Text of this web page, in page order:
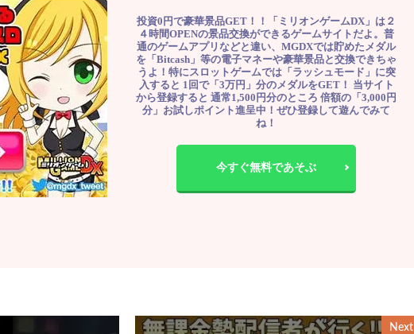
投資0円で豪華景品GET！！「ミリオンゲームDX」は２
４時間OPENの景品交換ができるゲームサイトだよ。普
通のゲームアプリなどと違い、MGDXでは貯めたメダル
を「Bitcash」等の電子マネーや豪華景品と交換できちゃ
うよ！特にスロットゲームでは「ラッシュモード」に突
入すると 1回で「3万円」分のメダルをGET！ 当サイト
から登録すると 通常1,500円分のところ 倍額の「3,000円
分」お試しポイント進呈中！ぜひ登録して遊んでみて
ね！
今すぐ無料であそぶ
Next